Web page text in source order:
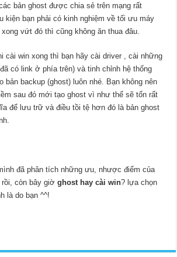
bản ghost được chia sẻ trên mạng rất
kiện bạn phải có kinh nghiệm về tối ưu máy
vứt đó thì cũng không ăn thua đâu.
cài win xong thì bạn hãy cài driver , cài những
có link ở phía trên) và tinh chỉnh hệ thống
bản backup (ghost) luôn nhé. Bạn không nên
sau đó mới tạo ghost vì như thế sẽ tốn rất
để lưu trữ và điều tồi tệ hơn đó là bản ghost
đã phân tích những ưu, nhược điểm của
rồi, còn bây giờghost hay cài win? lựa chọn
là do bạn ^^!